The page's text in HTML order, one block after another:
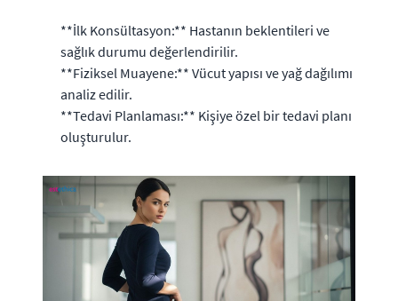
**İlk Konsültasyon:** Hastanın beklentileri ve
sağlık durumu değerlendirilir.
**Fiziksel Muayene:** Vücut yapısı ve yağ dağılımı
analiz edilir.
**Tedavi Planlaması:** Kişiye özel bir tedavi planı
oluşturulur.